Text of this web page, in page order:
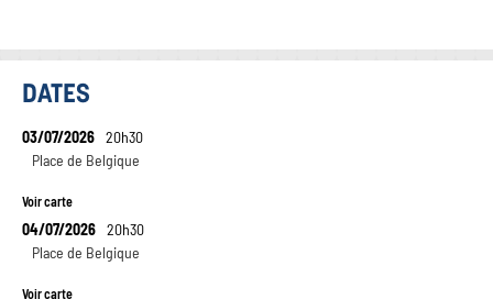
DATES
03/07/2026 20h30
Place de Belgique
Voir carte
04/07/2026 20h30
Place de Belgique
Voir carte